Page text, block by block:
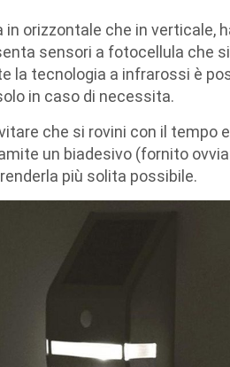
orizzontale che in verticale,
sensori a fotocellula che
la tecnologia a infrarossi è
in caso di necessita.
che si rovini con il tempo
un biadesivo (fornito
più solita possibile.